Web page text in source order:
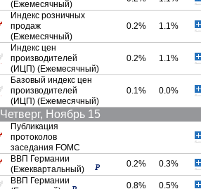
(Ежемесячный)
Индекс розничных
продаж
(Ежемесячный)
0.2% 1.1%
Индекс цен
производителей
(ИЦП) (Ежемесячный)
0.2% 1.1%
Базовый индекс цен
производителей
(ИЦП) (Ежемесячный)
0.1% 0.0%
Четверг, Ноябрь 15
Публикация
протоколов
заседания FOMC
ВВП Германии
(Ежеквартальный)
0.2% 0.3%
ВВП Германии
0.8% 0.5%